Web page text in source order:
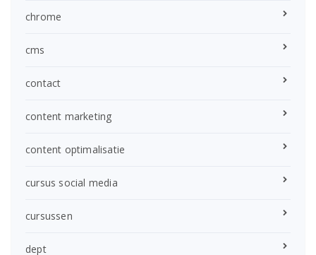
chrome
cms
contact
content marketing
content optimalisatie
cursus social media
cursussen
dept